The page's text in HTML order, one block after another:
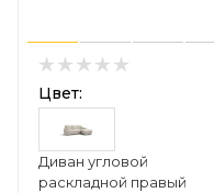
Цвет:
Диван угловой
раскладной правый